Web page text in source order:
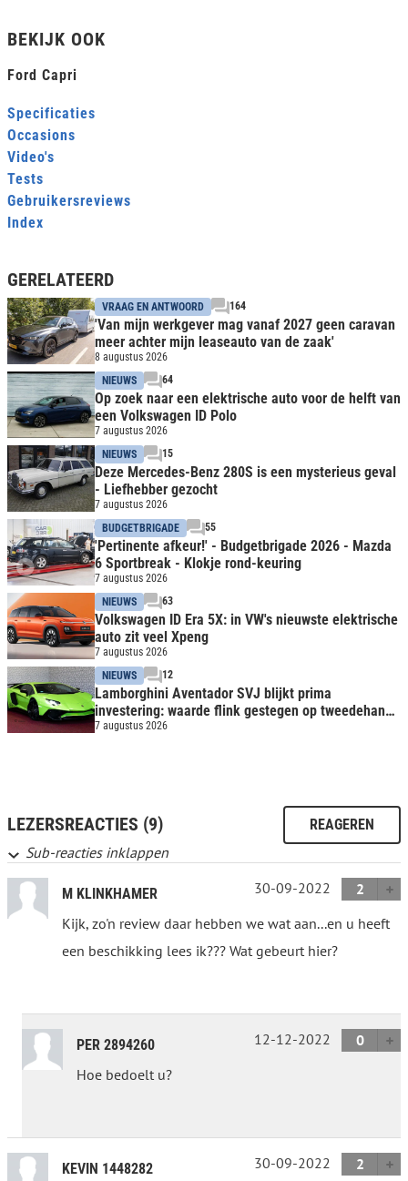
BEKIJK OOK
Ford Capri
Specificaties
Occasions
Video's
Tests
Gebruikersreviews
Index
GERELATEERD
VRAAG EN ANTWOORD 164
'Van mijn werkgever mag vanaf 2027 geen caravan
meer achter mijn leaseauto van de zaak'
8 augustus 2026
NIEUWS
64
Op zoek naar een elektrische auto voor de helft van
een Volkswagen ID Polo
7 augustus 2026
NIEUWS
15
Deze Mercedes-Benz 280S is een mysterieus geval
- Liefhebber gezocht
7 augustus 2026
BUDGETBRIGADE
55
'Pertinente afkeur!' - Budgetbrigade 2026 - Mazda
6 Sportbreak - Klokje rond-keuring
7 augustus 2026
NIEUWS
63
Volkswagen ID Era 5X: in VW's nieuwste elektrische
auto zit veel Xpeng
7 augustus 2026
NIEUWS
12
Lamborghini Aventador SVJ blijkt prima
investering: waarde flink gestegen op tweedehands
markt
7 augustus 2026
LEZERSREACTIES (9) REAGEREN
Sub-reacties inklappen
M KLINKHAMER 30-09-2022
2
Kijk, zo'n review daar hebben we wat aan...en u heeft
een beschikking lees ik??? Wat gebeurt hier?
PER 2894260 12-12-2022
0
Hoe bedoelt u?
KEVIN 1448282 30-09-2022 2